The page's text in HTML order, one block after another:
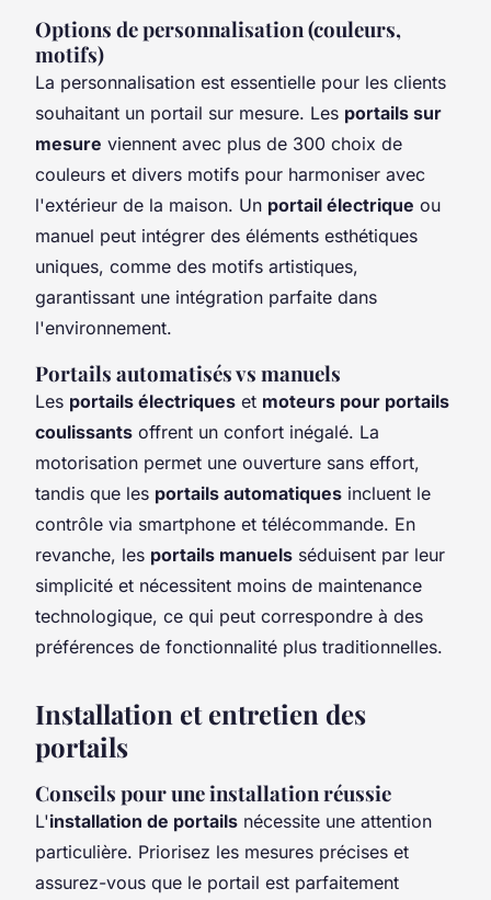
Options de personnalisation (couleurs,
motifs)
La personnalisation est essentielle pour les clients
souhaitant un portail sur mesure. Les portails sur
mesure viennent avec plus de 300 choix de
couleurs et divers motifs pour harmoniser avec
l'extérieur de la maison. Un portail électrique ou
manuel peut intégrer des éléments esthétiques
uniques, comme des motifs artistiques,
garantissant une intégration parfaite dans
l'environnement.
Portails automatisés vs manuels
Les portails électriques et moteurs pour portails
coulissants offrent un confort inégalé. La
motorisation permet une ouverture sans effort,
tandis que les portails automatiques incluent le
contrôle via smartphone et télécommande. En
revanche, les portails manuels séduisent par leur
simplicité et nécessitent moins de maintenance
technologique, ce qui peut correspondre à des
préférences de fonctionnalité plus traditionnelles.
Installation et entretien des
portails
Conseils pour une installation réussie
L'installation de portails nécessite une attention
particulière. Priorisez les mesures précises et
assurez-vous que le portail est parfaitement